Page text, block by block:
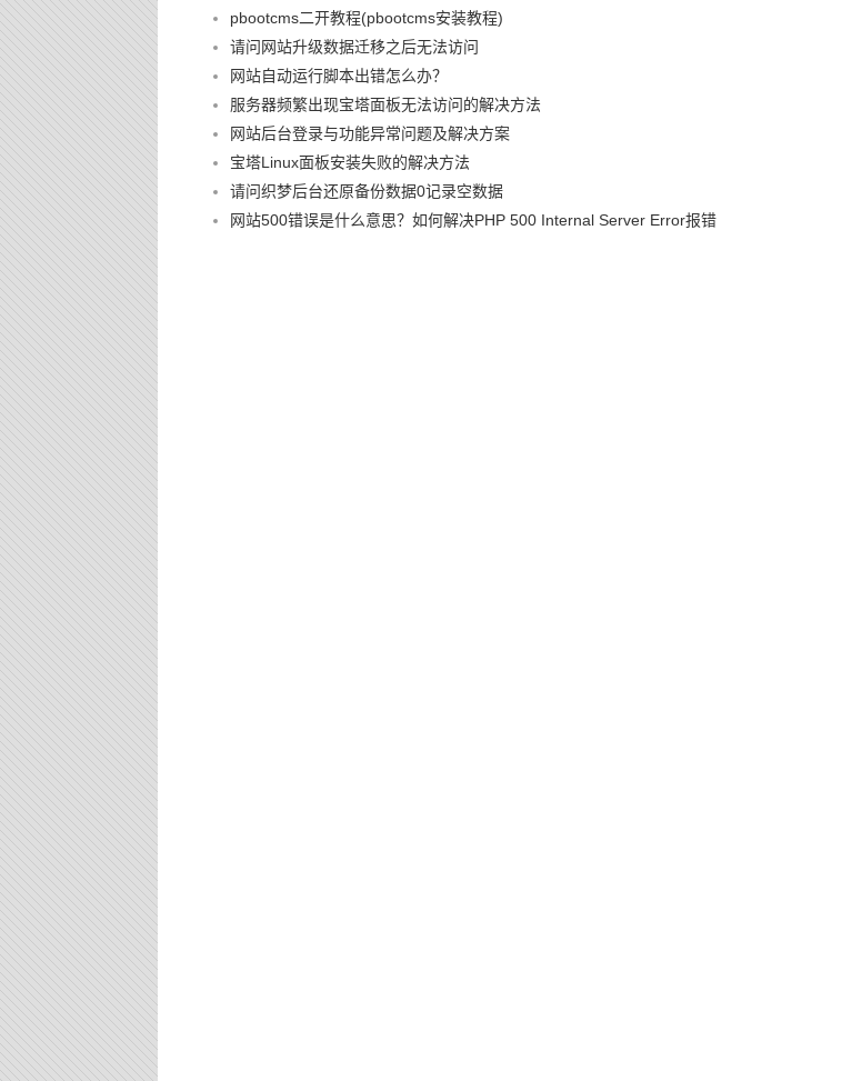
pbootcms二开教程(pbootcms安装教程)
请问网站升级数据迁移之后无法访问
网站自动运行脚本出错怎么办？
服务器频繁出现宝塔面板无法访问的解决方法
网站后台登录与功能异常问题及解决方案
宝塔Linux面板安装失败的解决方法
请问织梦后台还原备份数据0记录空数据
网站500错误是什么意思？如何解决PHP 500 Internal Server Error报错